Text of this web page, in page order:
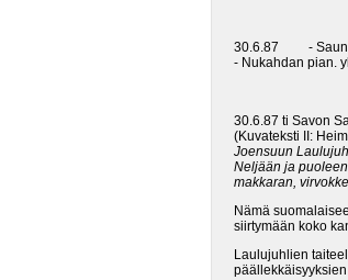
30.6.87 -
- Nukahdan pian.
30.6.87 ti Savon
(Kuvateksti II:
Joensuun
Neljään ja
makkaran,
Nämä
siirtymään koko
Laulujuhlien